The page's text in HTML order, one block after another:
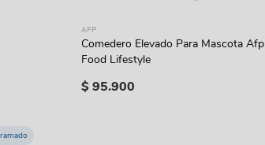
AFP
Comedero Elevado Para Mascota Afp
Food Lifestyle
$95.900